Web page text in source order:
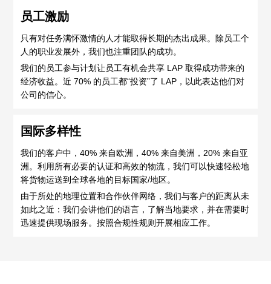
员工激励
只有对任务满怀激情的人才能取得长期的杰出成果。除员工个
人的职业发展外，我们也注重团队的成功。
我们的员工参与计划让员工有机会共享 LAP 取得成功带来的
经济收益。近 70% 的员工都“投资”了 LAP，以此表达他们对
公司的信心。
国际多样性
我们的客户中，40% 来自欧洲，40% 来自美洲，20% 来自亚
洲。利用所有必要的认证和高效的物流，我们可以快速轻松地
将货物运送到全球各地的目标国家/地区。
由于所处的地理位置和合作伙伴网络，我们与客户的距离从未
如此之近：我们会讲他们的语言，了解当地要求，并在需要时
迅速提供现场服务。按照合规性规则开展相应工作。